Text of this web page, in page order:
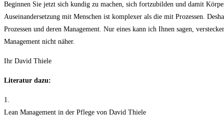
Beginnen Sie jetzt sich kundig zu machen, sich fortzubilden und damit
Auseinandersetzung mit Menschen ist komplexer als die mit Prozessen.
Prozessen und deren Management. Nur eines kann ich Ihnen sagen,
Management nicht näher.
Ihr David Thiele
Literatur dazu:
1.
Lean Management in der Pflege von David Thiele